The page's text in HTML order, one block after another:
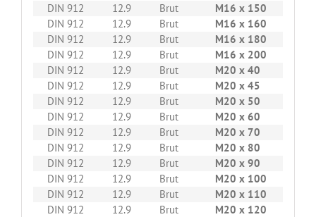
DIN 912
12.9 Brut M16 x 150
DIN 912
12.9 Brut M16 x 160
DIN 912
12.9 Brut M16 x 180
DIN 912
12.9 Brut M16 x 200
DIN 912
12.9 Brut M20 x 40
DIN 912
12.9 Brut M20 x 45
DIN 912
12.9 Brut M20 x 50
DIN 912
12.9 Brut M20 x 60
DIN 912
12.9 Brut M20 x 70
DIN 912
12.9 Brut M20 x 80
DIN 912
12.9 Brut M20 x 90
DIN 912
12.9 Brut M20 x 100
DIN 912
12.9 Brut M20 x 110
DIN 912
12.9 Brut M20 x 120